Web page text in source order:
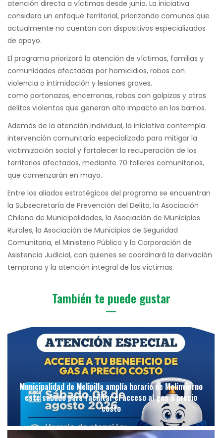
atención directa a víctimas desde junio. La iniciativa
considera un enfoque territorial, priorizando comunas que
actualmente no cuentan con dispositivos especializados
de apoyo.
El programa priorizará la atención de víctimas, familias y
comunidades afectadas por homicidios, robos con
violencia o intimidación y lesiones graves,
como portonazos, encerronas, robos con golpizas y otros
delitos violentos que generan alto impacto en los barrios.
Además de la atención individual, la iniciativa contempla
intervención comunitaria especializada para mitigar la
victimización social y fortalecer la recuperación de los
territorios afectados, mediante 70 talleres comunitarios,
que comenzarán en mayo.
Entre los aliados estratégicos del programa se encuentran
la Subsecretaría de Prevención del Delito, la Asociación
Chilena de Municipalidades, la Asociación de Municipios
Rurales, la Asociación de Municipios de Seguridad
Comunitaria, el Ministerio Público y la Corporación de
Asistencia Judicial, con quienes se coordinará la derivación
temprana y la atención integral de las víctimas.
También te puede gustar
Municipalidad de Melipilla amplía horario de Melinvierno
este sábado para facilitar el acceso al gas a precio
costo